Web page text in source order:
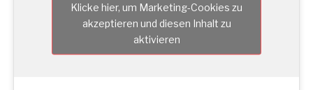
Klicke hier, um Marketing-Cookies zu
akzeptieren und diesen Inhalt zu
aktivieren